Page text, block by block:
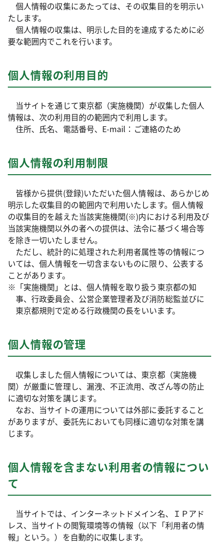
個人情報の収集にあたっては、その収集目的を明示い
たします。
個人情報の収集は、明示した目的を達成するために必
要な範囲内でこれを行います。
個人情報の利用目的
当サイトを通じて東京都（実施機関）が収集した個人
情報は、次の利用目的の範囲内で利用します。
住所、氏名、電話番号、E-mail：ご連絡のため
個人情報の利用制限
皆様から提供(登録)いただいた個人情報は、あらかじめ
明示した収集目的の範囲内で利用いたします。個人情報
の収集目的を越えた当該実施機関(※)内における利用及び
当該実施機関以外の者への提供は、法令に基づく場合等
を除き一切いたしません。
ただし、統計的に処理された利用者属性等の情報につ
いては、個人情報を一切含まないものに限り、公表する
ことがあります。
※「実施機関」とは、個人情報を取り扱う東京都の知
事、行政委員会、公営企業管理者及び消防総監並びに
東京都規則で定める行政機関の長をいいます。
個人情報の管理
収集しました個人情報については、東京都（実施機
関）が厳重に管理し、漏洩、不正流用、改ざん等の防止
に適切な対策を講じます。
なお、当サイトの運用については外部に委託すること
がありますが、委託先においても同様に適切な対策を講
じます。
個人情報を含まない利用者の情報につい
て
当サイトでは、インターネットドメイン名、ＩＰアド
レス、当サイトの閲覧環境等の情報（以下「利用者の情
報」という。）を自動的に収集します。